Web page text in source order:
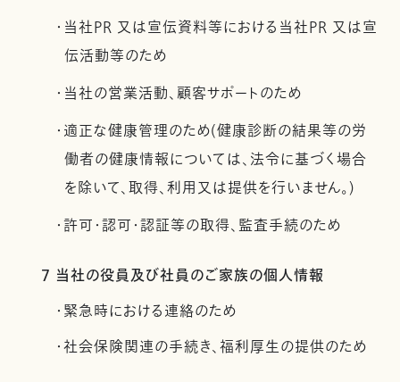
・当社PR 又は宣伝資料等における当社PR 又は宣
伝活動等のため
・当社の営業活動、顧客サポートのため
・適正な健康管理のため(健康診断の結果等の労
働者の健康情報については、法令に基づく場合
を除いて、取得、利用又は提供を行いません。)
・許可・認可・認証等の取得、監査手続のため
7 当社の役員及び社員のご家族の個人情報
・緊急時における連絡のため
・社会保険関連の手続き、福利厚生の提供のため